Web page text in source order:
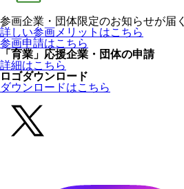
参画企業・団体限定のお知らせが届く
詳しい参画メリットはこちら
参画申請はこちら
「育業」応援企業・団体の申請
詳細はこちら
ロゴダウンロード
ダウンロードはこちら